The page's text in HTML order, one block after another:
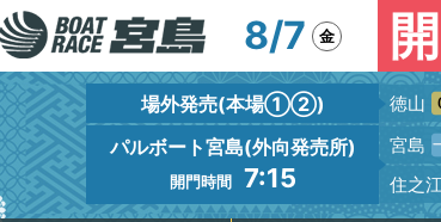
8/7 金
場外発売(本場①②) 徳山
パルボート宮島(外向発売所)
開門時間 7:15
宮島
住之